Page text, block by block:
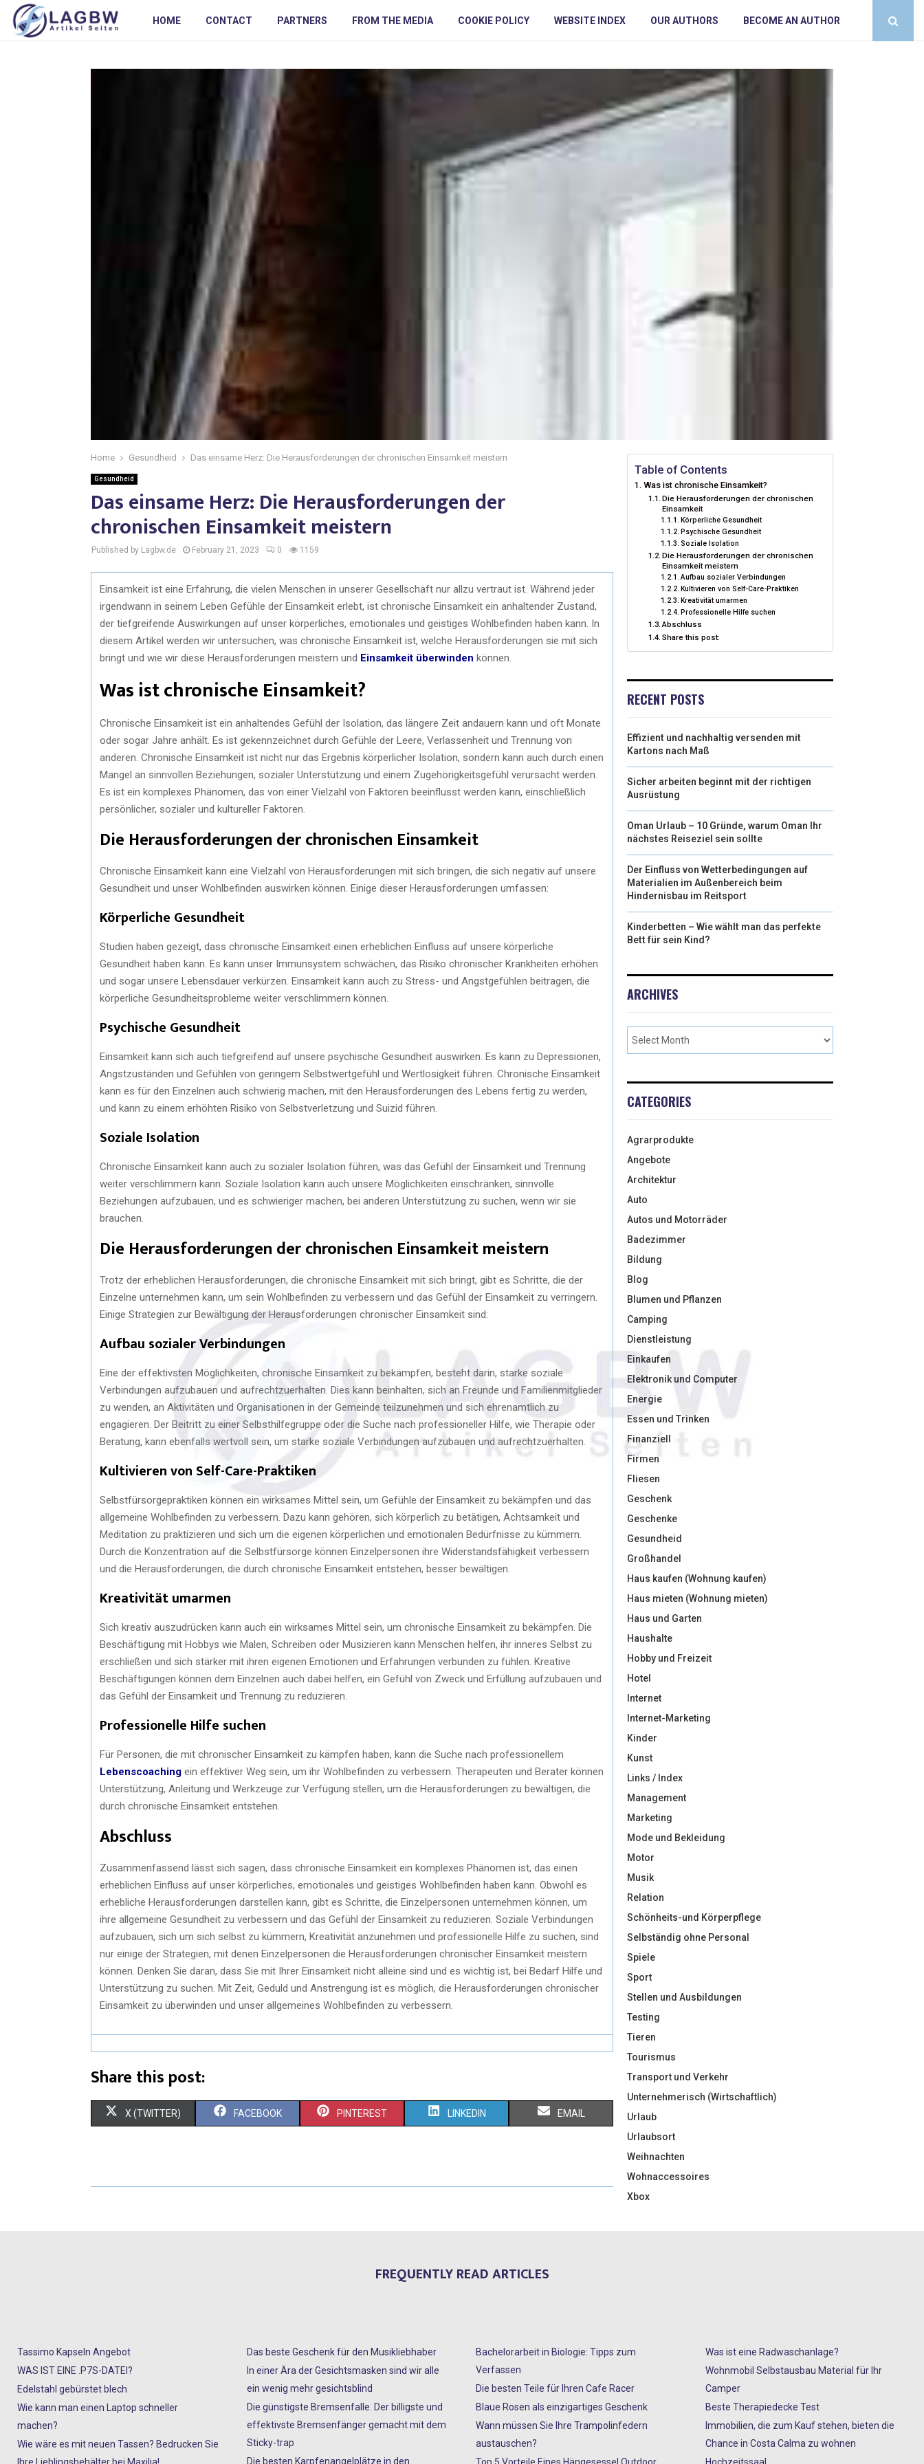
HOME CONTACT PARTNERS FROM THE MEDIA COOKIE POLICY WEBSITE INDEX OUR AUTHORS BECOME AN AUTHOR
Home Gesundheid Das einsame Herz: Die Herausforderungen der chronischen Einsamkeit meistern
Gesundheid
Das einsame Herz: Die Herausforderungen der
chronischen Einsamkeit meistern
Published by Lagbw.de February 21, 2023 0 1159
Einsamkeit ist eine Erfahrung, die vielen Menschen in unserer Gesellschaft nur allzu vertraut ist. Während jeder
irgendwann in seinem Leben Gefühle der Einsamkeit erlebt, ist chronische Einsamkeit ein anhaltender Zustand,
der tiefgreifende Auswirkungen auf unser körperliches, emotionales und geistiges Wohlbefinden haben kann. In
diesem Artikel werden wir untersuchen, was chronische Einsamkeit ist, welche Herausforderungen sie mit sich
bringt und wie wir diese Herausforderungen meistern und Einsamkeit überwinden können.
Was ist chronische Einsamkeit?
Chronische Einsamkeit ist ein anhaltendes Gefühl der Isolation, das längere Zeit andauern kann und oft Monate
oder sogar Jahre anhält. Es ist gekennzeichnet durch Gefühle der Leere, Verlassenheit und Trennung von
anderen. Chronische Einsamkeit ist nicht nur das Ergebnis körperlicher Isolation, sondern kann auch durch einen
Mangel an sinnvollen Beziehungen, sozialer Unterstützung und einem Zugehörigkeitsgefühl verursacht werden.
Es ist ein komplexes Phänomen, das von einer Vielzahl von Faktoren beeinflusst werden kann, einschließlich
persönlicher, sozialer und kultureller Faktoren.
Die Herausforderungen der chronischen Einsamkeit
Chronische Einsamkeit kann eine Vielzahl von Herausforderungen mit sich bringen, die sich negativ auf unsere
Gesundheit und unser Wohlbefinden auswirken können. Einige dieser Herausforderungen umfassen:
Körperliche Gesundheit
Studien haben gezeigt, dass chronische Einsamkeit einen erheblichen Einfluss auf unsere körperliche
Gesundheit haben kann. Es kann unser Immunsystem schwächen, das Risiko chronischer Krankheiten erhöhen
und sogar unsere Lebensdauer verkürzen. Einsamkeit kann auch zu Stress- und Angstgefühlen beitragen, die
körperliche Gesundheitsprobleme weiter verschlimmern können.
Psychische Gesundheit
Einsamkeit kann sich auch tiefgreifend auf unsere psychische Gesundheit auswirken. Es kann zu Depressionen,
Angstzuständen und Gefühlen von geringem Selbstwertgefühl und Wertlosigkeit führen. Chronische Einsamkeit
kann es für den Einzelnen auch schwierig machen, mit den Herausforderungen des Lebens fertig zu werden,
und kann zu einem erhöhten Risiko von Selbstverletzung und Suizid führen.
Soziale Isolation
Chronische Einsamkeit kann auch zu sozialer Isolation führen, was das Gefühl der Einsamkeit und Trennung
weiter verschlimmern kann. Soziale Isolation kann auch unsere Möglichkeiten einschränken, sinnvolle
Beziehungen aufzubauen, und es schwieriger machen, bei anderen Unterstützung zu suchen, wenn wir sie
brauchen.
Die Herausforderungen der chronischen Einsamkeit meistern
Trotz der erheblichen Herausforderungen, die chronische Einsamkeit mit sich bringt, gibt es Schritte, die der
Einzelne unternehmen kann, um sein Wohlbefinden zu verbessern und das Gefühl der Einsamkeit zu verringern.
Einige Strategien zur Bewältigung der Herausforderungen chronischer Einsamkeit sind:
Aufbau sozialer Verbindungen
Eine der effektivsten Möglichkeiten, chronische Einsamkeit zu bekämpfen, besteht darin, starke soziale
Verbindungen aufzubauen und aufrechtzuerhalten. Dies kann beinhalten, sich an Freunde und Familienmitglieder
zu wenden, an Aktivitäten und Organisationen in der Gemeinde teilzunehmen und sich ehrenamtlich zu
engagieren. Der Beitritt zu einer Selbsthilfegruppe oder die Suche nach professioneller Hilfe, wie Therapie oder
Beratung, kann ebenfalls wertvoll sein, um starke soziale Verbindungen aufzubauen und aufrechtzuerhalten.
Kultivieren von Self-Care-Praktiken
Selbstfürsorgepraktiken können ein wirksames Mittel sein, um Gefühle der Einsamkeit zu bekämpfen und das
allgemeine Wohlbefinden zu verbessern. Dazu kann gehören, sich körperlich zu betätigen, Achtsamkeit und
Meditation zu praktizieren und sich um die eigenen körperlichen und emotionalen Bedürfnisse zu kümmern.
Durch die Konzentration auf die Selbstfürsorge können Einzelpersonen ihre Widerstandsfähigkeit verbessern
und die Herausforderungen, die durch chronische Einsamkeit entstehen, besser bewältigen.
Kreativität umarmen
Sich kreativ auszudrücken kann auch ein wirksames Mittel sein, um chronische Einsamkeit zu bekämpfen. Die
Beschäftigung mit Hobbys wie Malen, Schreiben oder Musizieren kann Menschen helfen, ihr inneres Selbst zu
erschließen und sich stärker mit ihren eigenen Emotionen und Erfahrungen verbunden zu fühlen. Kreative
Beschäftigungen können dem Einzelnen auch dabei helfen, ein Gefühl von Zweck und Erfüllung aufzubauen und
das Gefühl der Einsamkeit und Trennung zu reduzieren.
Professionelle Hilfe suchen
Für Personen, die mit chronischer Einsamkeit zu kämpfen haben, kann die Suche nach professionellem
Lebenscoaching ein effektiver Weg sein, um ihr Wohlbefinden zu verbessern. Therapeuten und Berater können
Unterstützung, Anleitung und Werkzeuge zur Verfügung stellen, um die Herausforderungen zu bewältigen, die
durch chronische Einsamkeit entstehen.
Abschluss
Zusammenfassend lässt sich sagen, dass chronische Einsamkeit ein komplexes Phänomen ist, das einen
erheblichen Einfluss auf unser körperliches, emotionales und geistiges Wohlbefinden haben kann. Obwohl es
erhebliche Herausforderungen darstellen kann, gibt es Schritte, die Einzelpersonen unternehmen können, um
ihre allgemeine Gesundheit zu verbessern und das Gefühl der Einsamkeit zu reduzieren. Soziale Verbindungen
aufzubauen, sich um sich selbst zu kümmern, Kreativität anzunehmen und professionelle Hilfe zu suchen, sind
nur einige der Strategien, mit denen Einzelpersonen die Herausforderungen chronischer Einsamkeit meistern
können. Denken Sie daran, dass Sie mit Ihrer Einsamkeit nicht alleine sind und es wichtig ist, bei Bedarf Hilfe und
Unterstützung zu suchen. Mit Zeit, Geduld und Anstrengung ist es möglich, die Herausforderungen chronischer
Einsamkeit zu überwinden und unser allgemeines Wohlbefinden zu verbessern.
Share this post:
X (TWITTER) FACEBOOK PINTEREST LINKEDIN EMAIL
Table of Contents
Was ist chronische Einsamkeit?
Die Herausforderungen der chronischen
Einsamkeit
Körperliche Gesundheit
Psychische Gesundheit
Soziale Isolation
Die Herausforderungen der chronischen
Einsamkeit meistern
Aufbau sozialer Verbindungen
Kultivieren von Self-Care-Praktiken
Kreativität umarmen
Professionelle Hilfe suchen
Abschluss
Share this post:
RECENT POSTS
Effizient und nachhaltig versenden mit
Kartons nach Maß
Sicher arbeiten beginnt mit der richtigen
Ausrüstung
Oman Urlaub – 10 Gründe, warum Oman Ihr
nächstes Reiseziel sein sollte
Der Einfluss von Wetterbedingungen auf
Materialien im Außenbereich beim
Hindernisbau im Reitsport
Kinderbetten – Wie wählt man das perfekte
Bett für sein Kind?
ARCHIVES
CATEGORIES
Agrarprodukte
Angebote
Architektur
Auto
Autos und Motorräder
Badezimmer
Bildung
Blog
Blumen und Pflanzen
Camping
Dienstleistung
Einkaufen
Elektronik und Computer
Energie
Essen und Trinken
Finanziell
Firmen
Fliesen
Geschenk
Geschenke
Gesundheid
Großhandel
Haus kaufen (Wohnung kaufen)
Haus mieten (Wohnung mieten)
Haus und Garten
Haushalte
Hobby und Freizeit
Hotel
Internet
Internet-Marketing
Kinder
Kunst
Links / Index
Management
Marketing
Mode und Bekleidung
Motor
Musik
Relation
Schönheits-und Körperpflege
Selbständig ohne Personal
Spiele
Sport
Stellen und Ausbildungen
Testing
Tieren
Tourismus
Transport und Verkehr
Unternehmerisch (Wirtschaftlich)
Urlaub
Urlaubsort
Weihnachten
Wohnaccessoires
Xbox
FREQUENTLY READ ARTICLES
Tassimo Kapseln Angebot
WAS IST EINE .P7S-DATEI?
Edelstahl gebürstet blech
Wie kann man einen Laptop schneller
machen?
Wie wäre es mit neuen Tassen? Bedrucken Sie
Das beste Geschenk für den Musikliebhaber
In einer Ära der Gesichtsmasken sind wir alle
ein wenig mehr gesichtsblind
Die günstigste Bremsenfalle. Der billigste und
effektivste Bremsenfänger gemacht mit dem
Sticky-trap
Die besten Karpfenangelplätze in den
Bachelorarbeit in Biologie: Tipps zum
Verfassen
Die besten Teile für Ihren Cafe Racer
Blaue Rosen als einzigartiges Geschenk
Wann müssen Sie Ihre Trampolinfedern
austauschen?
Was ist eine Radwaschanlage?
Wohnmobil Selbstausbau Material für Ihr
Camper
Beste Therapiedecke Test
Immobilien, die zum Kauf stehen, bieten die
Chance in Costa Calma zu wohnen